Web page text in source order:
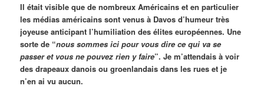
Il était visible que de nombreux Américains et en particulier
les médias américains sont venus à Davos d’humeur très
joyeuse anticipant l’humiliation des élites européennes. Une
sorte de “nous sommes ici pour vous dire ce qui va se
passer et vous ne pouvez rien y faire”. Je m’attendais à voir
des drapeaux danois ou groenlandais dans les rues et je
n’en ai vu aucun.